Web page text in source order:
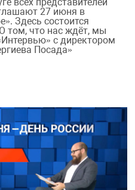
27 июня в
Здесь состоится
том, что нас ждёт, мы
с директором
Посада»